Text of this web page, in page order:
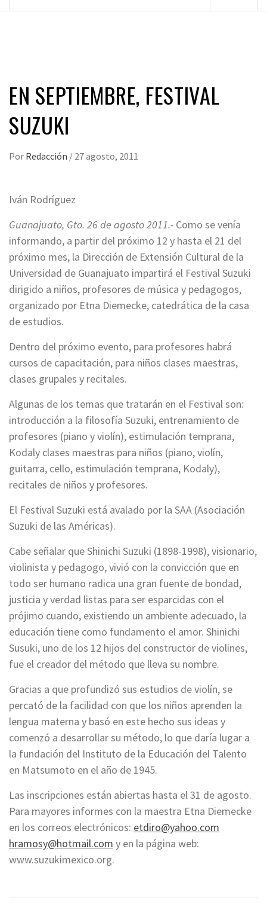
EN SEPTIEMBRE, FESTIVAL
SUZUKI
Por Redacción / 27 agosto, 2011
Iván Rodríguez
Guanajuato, Gto. 26 de agosto 2011.- Como se venía
informando, a partir del próximo 12 y hasta el 21 del
próximo mes, la Dirección de Extensión Cultural de la
Universidad de Guanajuato impartirá el Festival Suzuki
dirigido a niños, profesores de música y pedagogos,
organizado por Etna Diemecke, catedrática de la casa
de estudios.
Dentro del próximo evento, para profesores habrá
cursos de capacitación, para niños clases maestras,
clases grupales y recitales.
Algunas de los temas que tratarán en el Festival son:
introducción a la filosofía Suzuki, entrenamiento de
profesores (piano y violín), estimulación temprana,
Kodaly clases maestras para niños (piano, violín,
guitarra, cello, estimulación temprana, Kodaly),
recitales de niños y profesores.
El Festival Suzuki está avalado por la SAA (Asociación
Suzuki de las Américas).
Cabe señalar que Shinichi Suzuki (1898-1998), visionario,
violinista y pedagogo, vivió con la convicción que en
todo ser humano radica una gran fuente de bondad,
justicia y verdad listas para ser esparcidas con el
prójimo cuando, existiendo un ambiente adecuado, la
educación tiene como fundamento el amor. Shinichi
Susuki, uno de los 12 hijos del constructor de violines,
fue el creador del método que lleva su nombre.
Gracias a que profundizó sus estudios de violín, se
percató de la facilidad con que los niños aprenden la
lengua materna y basó en este hecho sus ideas y
comenzó a desarrollar su método, lo que daría lugar a
la fundación del Instituto de la Educación del Talento
en Matsumoto en el año de 1945.
Las inscripciones están abiertas hasta el 31 de agosto.
Para mayores informes con la maestra Etna Diemecke
en los correos electrónicos: etdiro@yahoo.com
hramosy@hotmail.com y en la página web:
www.suzukimexico.org.